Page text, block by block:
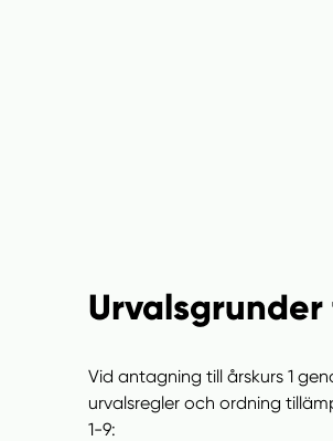
Vid antagning till årskurs 1
urvalsregler och ordning
1-9: